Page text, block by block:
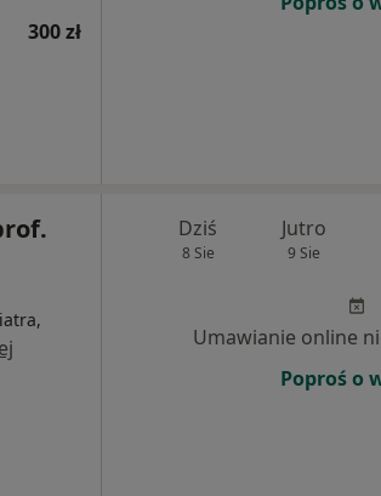
300 zł
Dziś
8 Sie
Jutro
9 Sie
Umawianie online
Poproś o